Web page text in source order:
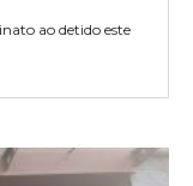
ao detido este